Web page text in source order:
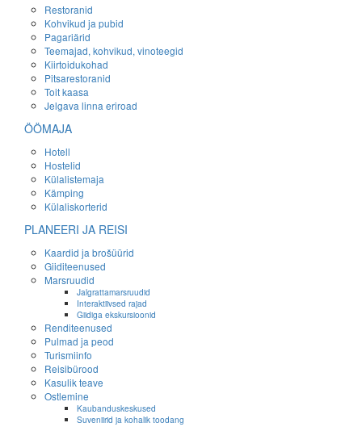
Restoranid
Kohvikud ja pubid
Pagariärid
Teemajad, kohvikud, vinoteegid
Kiirtoidukohad
Pitsarestoranid
Toit kaasa
Jelgava linna eriroad
ÖÖMAJA
Hotell
Hostelid
Külalistemaja
Kämping
Külaliskorterid
PLANEERI JA REISI
Kaardid ja brošüürid
Giiditeenused
Marsruudid
Jalgrattamarsruudid
Interaktiivsed rajad
Giidiga ekskursioonid
Renditeenused
Pulmad ja peod
Turismiinfo
Reisibürood
Kasulik teave
Ostlemine
Kaubanduskeskused
Suveniirid ja kohalik toodang